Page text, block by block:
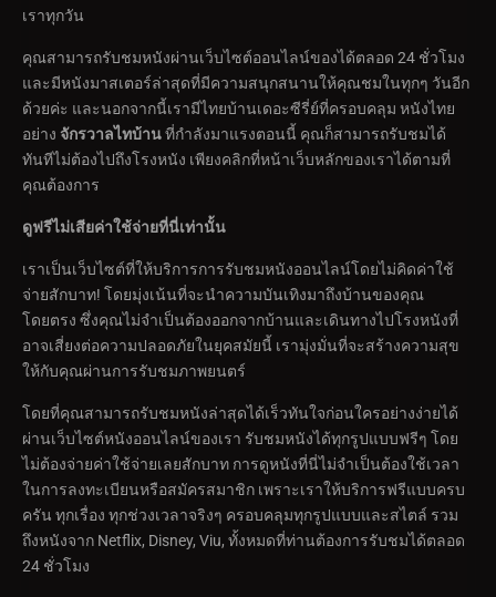
เราทุกวัน
คุณสามารถรับชมหนังผ่านเว็บไซต์ออนไลน์ของได้ตลอด 24 ชั่วโมง
และมีหนังมาสเตอร์ล่าสุดที่มีความสนุกสนานให้คุณชมในทุกๆ วันอีก
ด้วยค่ะ และนอกจากนี้เรามีไทยบ้านเดอะซีรี่ย์ที่ครอบคลุม หนังไทย
อย่าง จักรวาลไทบ้านที่กำลังมาแรงตอนนี้ คุณก็สามารถรับชมได้
ทันทีไม่ต้องไปถึงโรงหนัง เพียงคลิกที่หน้าเว็บหลักของเราได้ตามที่
คุณต้องการ
ดูฟรีไม่เสียค่าใช้จ่ายที่นี่เท่านั้น
เราเป็นเว็บไซต์ที่ให้บริการการรับชมหนังออนไลน์โดยไม่คิดค่าใช้
จ่ายสักบาท! โดยมุ่งเน้นที่จะนำความบันเทิงมาถึงบ้านของคุณ
โดยตรง ซึ่งคุณไม่จำเป็นต้องออกจากบ้านและเดินทางไปโรงหนังที่
อาจเสี่ยงต่อความปลอดภัยในยุคสมัยนี้ เรามุ่งมั่นที่จะสร้างความสุข
ให้กับคุณผ่านการรับชมภาพยนตร์
โดยที่คุณสามารถรับชมหนังล่าสุดได้เร็วทันใจก่อนใครอย่างง่ายได้
ผ่านเว็บไซต์หนังออนไลน์ของเรา รับชมหนังได้ทุกรูปแบบฟรีๆ โดย
ไม่ต้องจ่ายค่าใช้จ่ายเลยสักบาท การดูหนังที่นี่ไม่จำเป็นต้องใช้เวลา
ในการลงทะเบียนหรือสมัครสมาชิก เพราะเราให้บริการฟรีแบบครบ
ครัน ทุกเรื่อง ทุกช่วงเวลาจริงๆ ครอบคลุมทุกรูปแบบและสไตล์ รวม
ถึงหนังจาก Netflix, Disney, Viu, ทั้งหมดที่ท่านต้องการรับชมได้ตลอด
24 ชั่วโมง